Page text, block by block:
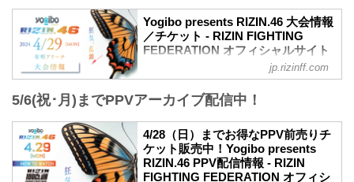
Yogibo presents RIZIN.46 大会情報
／チケット - RIZIN FIGHTING
FEDERATION オフィシャルサイト
youtu.be
【3/16更新】大会名変更のお知らせ
大会名が以下に変更となりました。
変更前：RIZIN.47
変更後：Yogibo presents RIZIN.46
jp.rizinff.com
5/6(祝･月)までPPVアーカイブ配信中！
4/28（日）までお得なPPV前売りチ
ケット販売中！Yogibo presents
RIZIN.46 PPV配信情報 - RIZIN
FIGHTING FEDERATION オフィシ